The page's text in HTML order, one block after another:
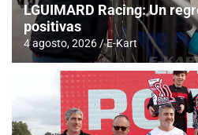
LGUIMARD Racing: Un
positivas
4 agosto, 2026 E-Kart